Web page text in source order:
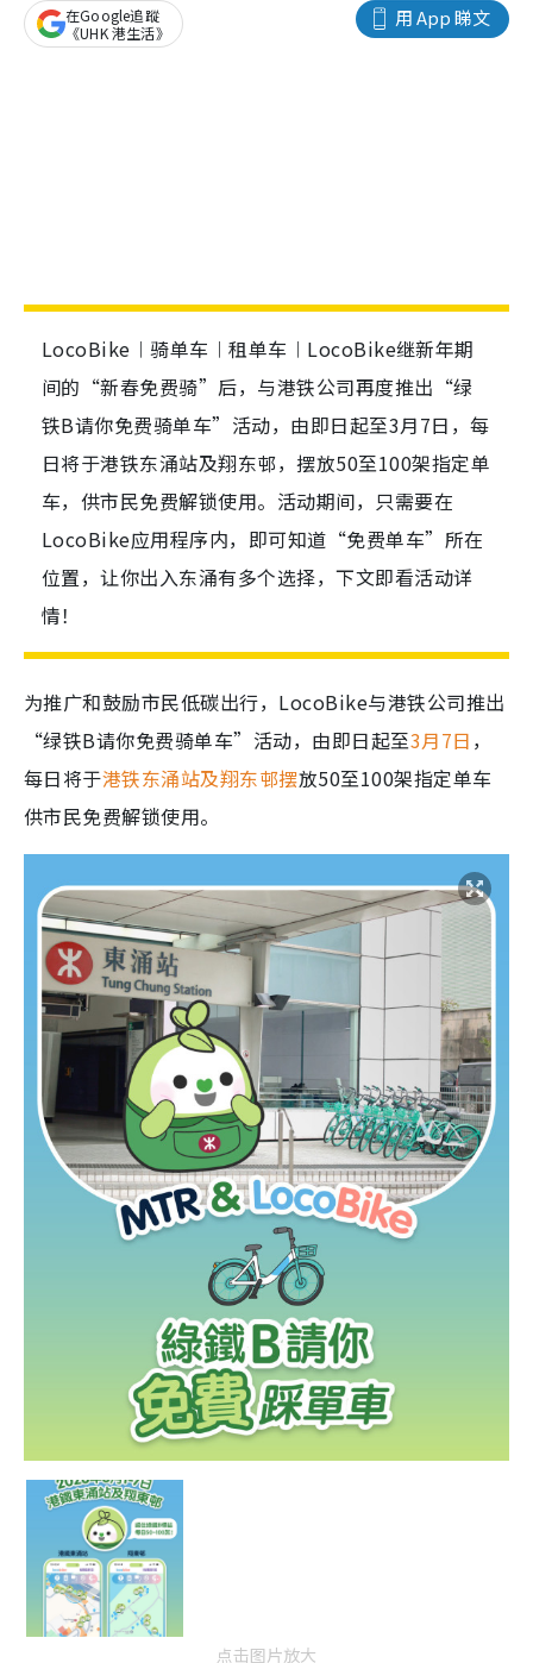
用 App 睇文
在Google追蹤
《UHK 港生活》
LocoBike︱骑单车︱租单车︱LocoBike继新年期
间的“新春免费骑”后，与港铁公司再度推出“绿
铁B请你免费骑单车”活动，由即日起至3月7日，每
日将于港铁东涌站及翔东邨，摆放50至100架指定单
车，供市民免费解锁使用。活动期间，只需要在
LocoBike应用程序内，即可知道“免费单车”所在
位置，让你出入东涌有多个选择，下文即看活动详
情！
为推广和鼓励市民低碳出行， LocoBike与港铁公司推出
“绿铁B请你免费骑单车”活动，由即日起至3月7日 ，
每日将于港铁东涌站及翔东邨摆放50至100架指定单车
供市民免费解锁使用。
点击图片放大